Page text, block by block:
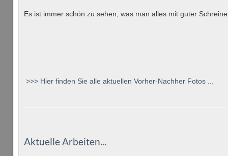
Es ist immer schön zu sehen, was man alles mit guter
>>> Hier finden Sie alle aktuellen Vorher-Nachher Fotos ...
Aktuelle Arbeiten...